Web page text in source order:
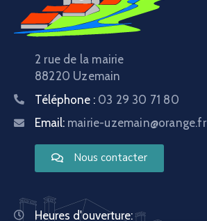
2 rue de la mairie
88220 Uzemain
Téléphone : 03 29 30 71 80
Email: mairie-uzemain@orange.fr
Nous contacter
Heures d'ouverture: